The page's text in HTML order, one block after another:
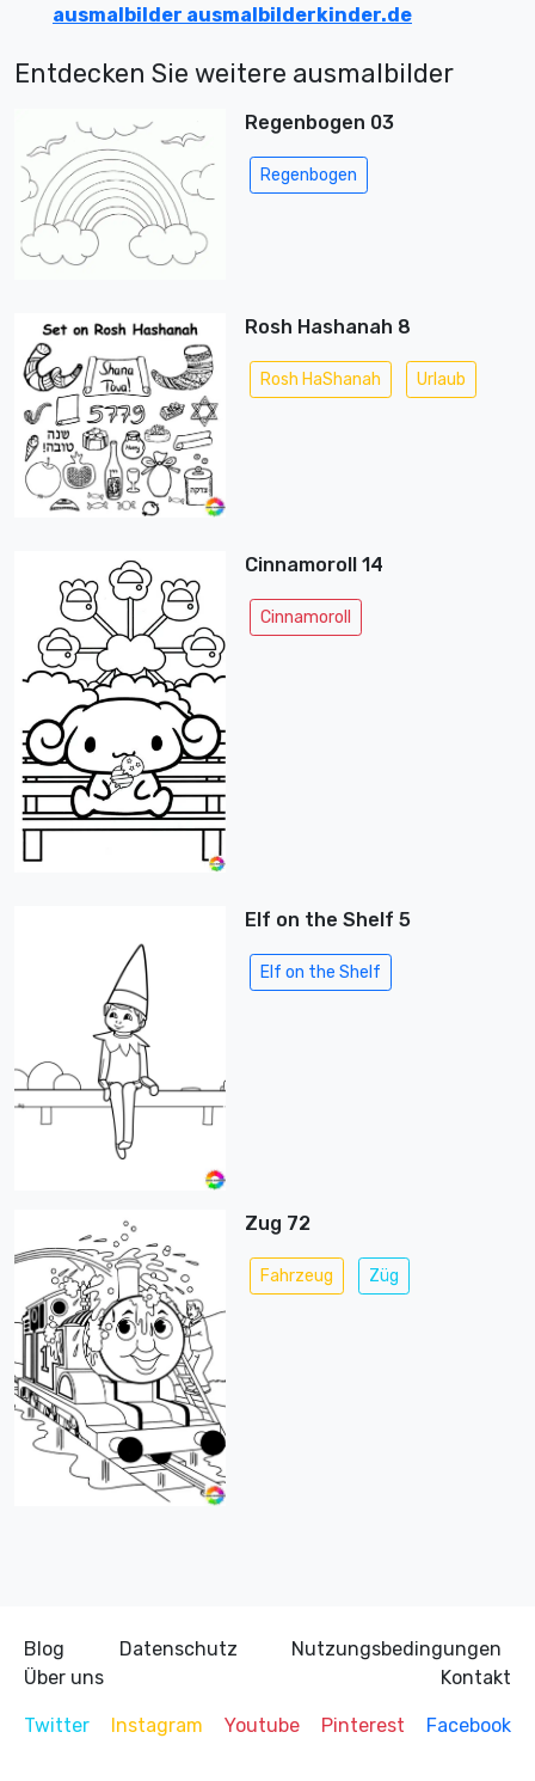
ausmalbilder ausmalbilderkinder.de
Entdecken Sie weitere ausmalbilder
Regenbogen 03
Regenbogen
Rosh Hashanah 8
Rosh HaShanah Urlaub
Cinnamoroll 14
Cinnamoroll
Elf on the Shelf 5
Elf on the Shelf
Zug 72
Fahrzeug Züg
Blog Datenschutz
Nutzungsbedingungen
Über uns
Kontakt
Twitter Instagram Youtube Pinterest Facebook